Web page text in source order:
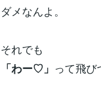
ダメなんよ。
それでも
「わー♡」 って飛び